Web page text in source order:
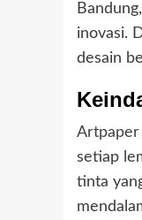
inovasi.
desain
Artpaper
setiap
tinta